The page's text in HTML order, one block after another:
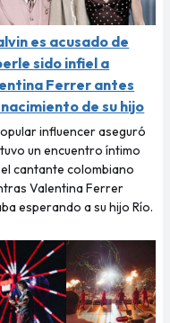
es acusado de
sido infiel a
Ferrer antes
de su hijo
influencer aseguró
un encuentro íntimo
cantante colombiano
Valentina Ferrer
esperando a su hijo Río.